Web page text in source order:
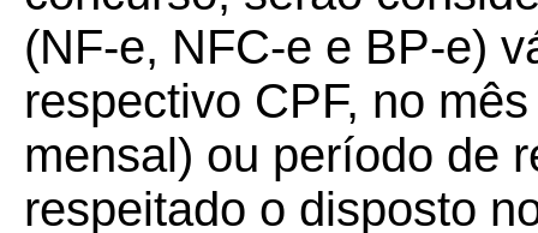
(NF-e, NFC-e e BP-e)
respectivo CPF, no
mensal) ou período de
respeitado o disposto